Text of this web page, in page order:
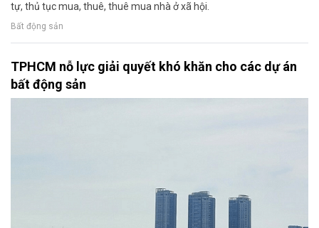
tự, thủ tục mua, thuê, thuê mua nhà ở xã hội.
Bất động sản
TPHCM nỗ lực giải quyết khó khăn cho các dự án
bất động sản